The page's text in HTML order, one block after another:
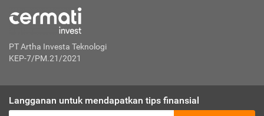
PT Artha Investa Teknologi
KEP-7/PM.21/2021
Langganan untuk mendapatkan tips finansial